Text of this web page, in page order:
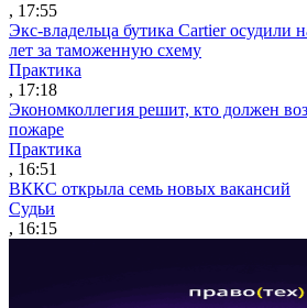
, 17:55
Экс-владельца бутика Cartier осудили
лет за таможенную схему
Практика
, 17:18
Экономколлегия решит, кто должен
пожаре
Практика
, 16:51
ВККС открыла семь новых вакансий
Судьи
, 16:15